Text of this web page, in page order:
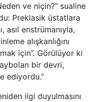
ve niçin?” sualine
Preklasik üstatlara
asıl enstrümanıyla,
alışkanlığını
için”. Görülüyor ki
bir devri,
ediyordu.”
ilgi duyulmasını